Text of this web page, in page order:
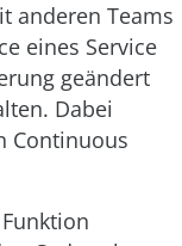
anderen Teams
eines Service
geändert
Dabei
Continuous